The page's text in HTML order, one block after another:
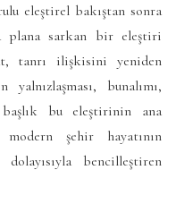
eleştirel bakıştan sonra
plana sarkan bir eleştiri
tanrı ilişkisini yeniden
bunalımı,
bu eleştirinin ana
şehir hayatının
dolayısıyla bencilleştiren